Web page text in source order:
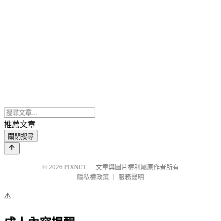
推薦文章
關閉搜尋
© 2026 PIXNET
文章與圖片權利屬原作者所有
隱私權政策
服務聲明
⚠️